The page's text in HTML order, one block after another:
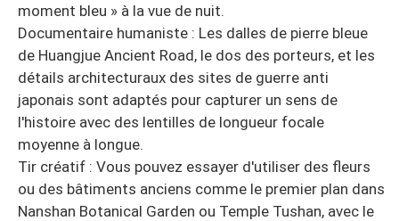
moment bleu » à la vue de nuit.
Documentaire humaniste : Les dalles de pierre bleue
de Huangjue Ancient Road, le dos des porteurs, et les
détails architecturaux des sites de guerre anti
japonais sont adaptés pour capturer un sens de
l'histoire avec des lentilles de longueur focale
moyenne à longue.
Tir créatif : Vous pouvez essayer d'utiliser des fleurs
ou des bâtiments anciens comme le premier plan dans
Nanshan Botanical Garden ou Temple Tushan, avec le